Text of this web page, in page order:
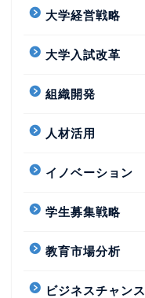
大学経営戦略
大学入試改革
組織開発
人材活用
イノベーション
学生募集戦略
教育市場分析
ビジネスチャンス